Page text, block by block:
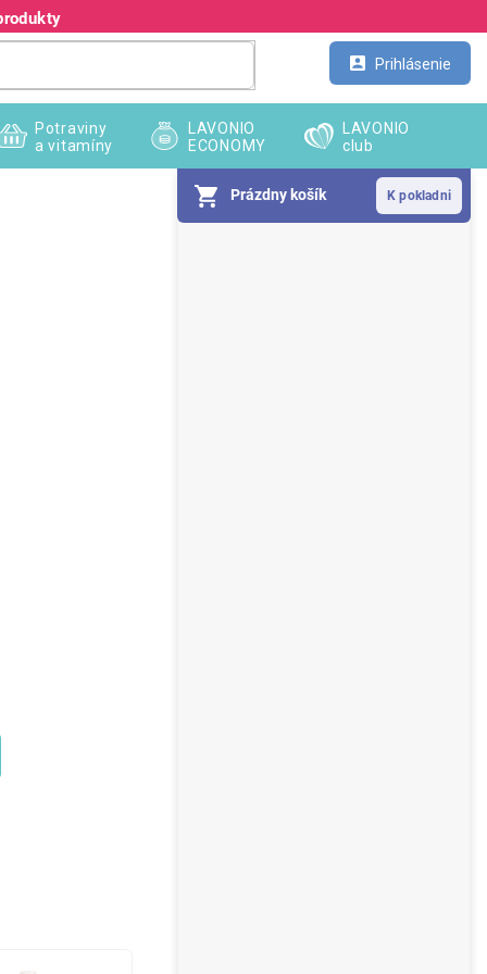
Prihlásenie
Prázdny košík
Potraviny
a vitamíny
LAVONIO
ECONOMY
LAVONIO
club